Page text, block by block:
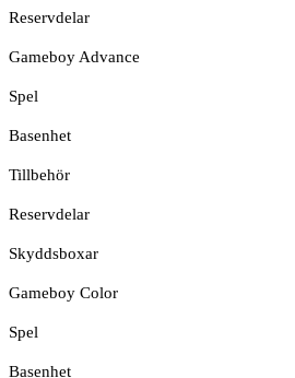
Reservdelar
Gameboy Advance
Spel
Basenhet
Tillbehör
Reservdelar
Skyddsboxar
Gameboy Color
Spel
Basenhet